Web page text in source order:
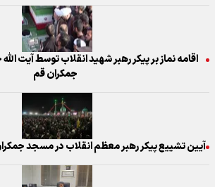
اقامه نماز بر پیکر رهبر شهید انقلاب توسط آیت
جمکران قم
آیین تشییع پیکر رهبر معظم انقلاب در مسجد